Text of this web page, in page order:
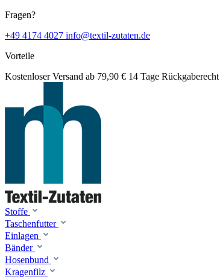
Fragen?
+49 4174 4027 info@textil-zutaten.de
Vorteile
Kostenloser Versand ab 79,90 € 14 Tage Rückgaberecht
Stoffe
Taschenfutter
Einlagen
Bänder
Hosenbund
Kragenfilz